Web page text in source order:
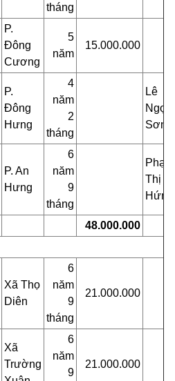
tháng
P.
Đông
Cương
5
năm
15.000.000
P.
Đông
Hưng
4
năm
2
tháng
Lê
Ngọc
Sơn
P. An
Hưng
6
năm
9
tháng
Phạm
Thị
Hứng
48.000.000
Xã Thọ
Diên
6
năm
9
tháng
21.000.000
Xã
Trường
6
năm
9
21.000.000